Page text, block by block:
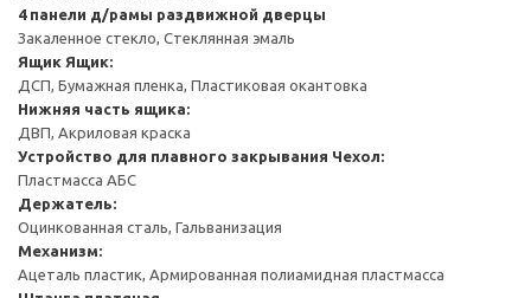
4 панели д/рамы раздвижной дверцы
Закаленное стекло, Стеклянная эмаль
Ящик Ящик:
ДСП, Бумажная пленка, Пластиковая окантовка
Нижняя часть ящика:
ДВП, Акриловая краска
Устройство для плавного закрывания Чехол:
Пластмасса АБС
Держатель:
Оцинкованная сталь, Гальванизация
Механизм:
Ацеталь пластик, Армированная полиамидная пластмасса